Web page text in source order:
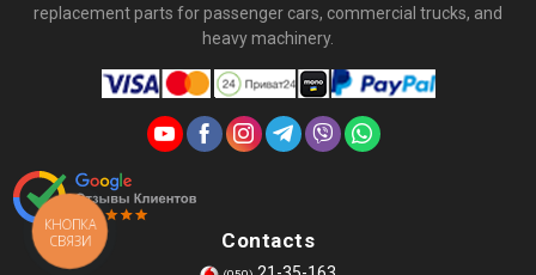
replacement parts for passenger cars, commercial trucks, and
heavy machinery.
Contacts
КНОПКА
СВЯЗИ